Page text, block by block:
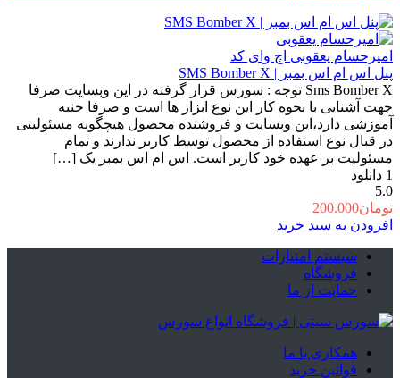
امیرحسام یعقوبی اچ وای کد
پنل اس ام اس بمبر | SMS Bomber X
Sms Bomber X توجه : سورس قرار گرفته در این وبسایت صرفا
جهت آشنایی با نحوه کار این نوع ابزار ها است و صرفا جنبه
آموزشی دارد،این وبسایت و فروشنده محصول هیچگونه مسئولیتی
در قبال نوع استفاده از محصول توسط کاربر ندارند و تمام
مسئولیت بر عهده خود کاربر است. اس ام اس بمبر یک […]
1 دانلود
5.0
تومان200.000
افزودن به سبد خرید
سیستم امتیازات
فروشگاه
حمایت از ما
همکاری با ما
قوانین خرید